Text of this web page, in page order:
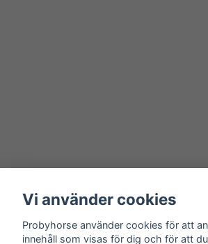
Vi använder cookies
Probyhorse använder cookies för att
innehåll som visas för dig och för att